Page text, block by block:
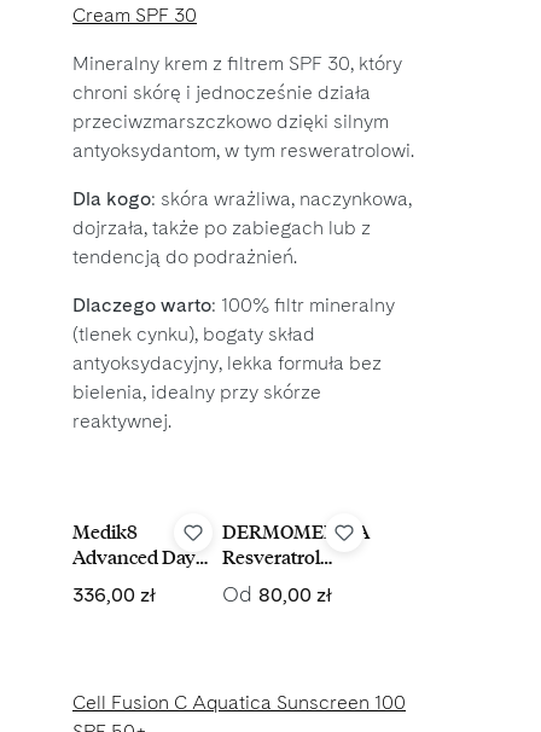
Cream SPF 30
Mineralny krem z filtrem SPF 30, który
chroni skórę i jednocześnie działa
przeciwzmarszczkowo dzięki silnym
antyoksydantom, w tym resweratrolowi.
Dla kogo: skóra wrażliwa, naczynkowa,
dojrzała, także po zabiegach lub z
tendencją do podrażnień.
Dlaczego warto: 100% filtr mineralny
(tlenek cynku), bogaty skład
antyoksydacyjny, lekka formuła bez
bielenia, idealny przy skórze
reaktywnej.
Medik8
Advanced Day
SPF 50+ 50 ml
Cena regularna:
336,00 zł
DERMOMEDICA
Resveratrol
Mineral Cream
SPF 30
Cena regularna:
Od 80,00 zł
Cell Fusion C Aquatica Sunscreen 100